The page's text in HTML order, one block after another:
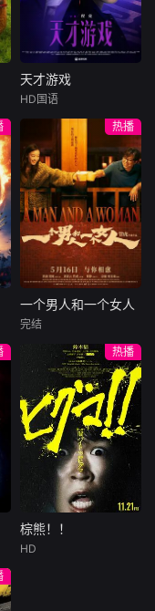
性，并带动沿海地
区与整个非洲的共
同繁荣。
天才游戏
李蔓瑄
穷途末路的天才少
年刘全龙（彭昱畅
饰），被偏执富家
公子陈伦（丁禹兮
饰）选中，被迫踏
入一场为他量身打
造的“换命游戏”。
豪华别墅、名车名
表、神秘女友全部
备齐，在陈伦的精
瞬间拥有顶配人
生。
天才游戏
HD国语
热播
一个男人和一个女人
周汉宁
男人（黄渤
饰）和女人（倪妮
饰）飞机同时落
地，入住同一家酒
店，成为一墙之隔
的邻居。不够隔音
的房间暴露了男人
和女人因生活暂停
陷入的困境，健
康、家庭、婚姻、
一个男人和一个女人
完结
热播
棕熊！！
棕熊！！
HD